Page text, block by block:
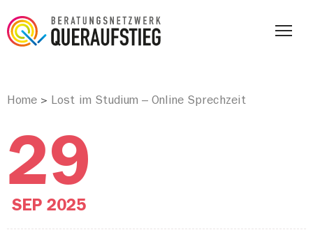
Home > Lost im Studium – Online Sprechzeit
29
SEP 2025